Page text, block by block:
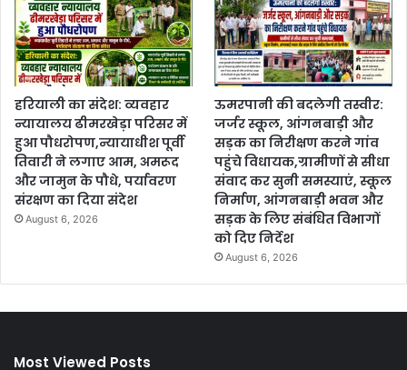
हरियाली का संदेश: व्यवहार
न्यायालय ढीमरखेड़ा परिसर में
हुआ पौधरोपण,न्यायाधीश पूर्वी
तिवारी ने लगाए आम, अमरूद
और जामुन के पौधे, पर्यावरण
संरक्षण का दिया संदेश
August 6, 2026
ऊमरपानी की बदलेगी तस्वीर:
जर्जर स्कूल, आंगनबाड़ी और
सड़क का निरीक्षण करने गांव
पहुंचे विधायक,ग्रामीणों से सीधा
संवाद कर सुनी समस्याएं, स्कूल
निर्माण, आंगनबाड़ी भवन और
सड़क के लिए संबंधित विभागों
को दिए निर्देश
August 6, 2026
Most Viewed Posts